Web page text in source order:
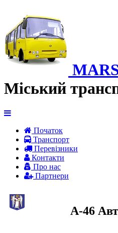
Міський
Початок
Транспорт
Перевiзники
Контакти
Про нас
Партнери
A-46